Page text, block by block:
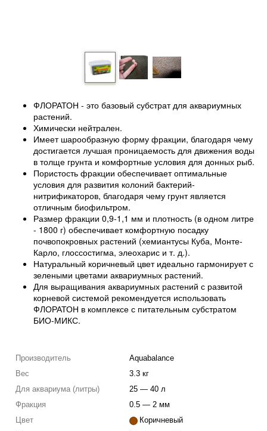
ФЛОРАТОН - это базовый субстрат для аквариумных
растений.
Химически нейтрален.
Имеет шарообразную форму фракции, благодаря чему
достигается лучшая проницаемость для движения воды
в толще грунта и комфортные условия для донных рыб.
Пористость фракции обеспечивает оптимальные
условия для развития колоний бактерий-
нитрификаторов, благодаря чему грунт является
отличным биофильтром.
Размер фракции 0,9-1,1 мм и плотность (в одном литре
- 1800 г) обеспечивает комфортную посадку
почвопокровных растений (хемиантусы Куба, Монте-
Карло, глоссостигма, элеохарис и т. д.).
Натуральный коричневый цвет идеально гармонирует с
зелеными цветами аквариумных растений.
Для выращивания аквариумных растений с развитой
корневой системой рекомендуется использовать
ФЛОРАТОН в комплексе с питательным субстратом
БИО-МИКС.
Производитель
Aquabalance
Вес
3.3 кг
Для аквариума (литры)
25 — 40 л
Фракция
0.5 — 2 мм
Цвет
Коричневый